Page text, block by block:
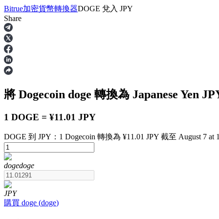
合約
多種以USDT結算的永續合約
Bitrue加密貨幣轉換器DOGE 兌入 JPY
Share
將 Dogecoin doge 轉換為 Japanese Yen
1 DOGE = ¥11.01 JPY
DOGE 到 JPY：1 Dogecoin 轉換為 ¥11.01 JPY 截至 August 7 at
dogedoge
JPY
購買 doge (doge)